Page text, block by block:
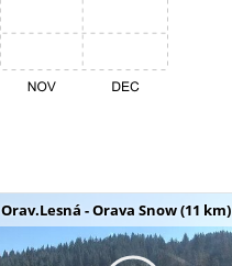
Orav.Lesná - Orava Snow (11 km)